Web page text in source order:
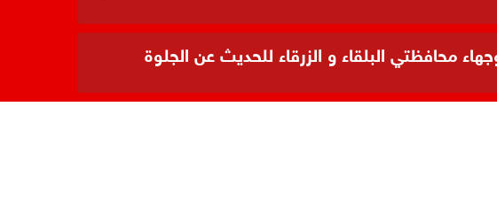
محافظتي البلقاء و الزرقاء للحديث عن الجلوة